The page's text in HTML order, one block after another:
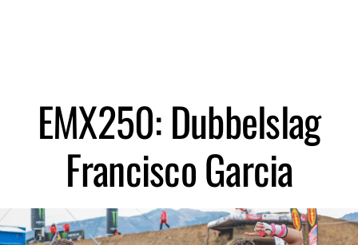
EMX250: Dubbelslag
Francisco Garcia